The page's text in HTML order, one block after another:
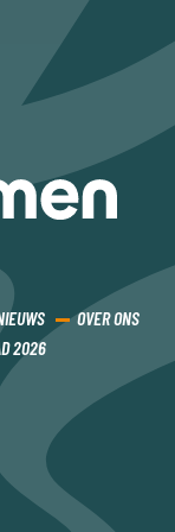
OVER ONS
2026